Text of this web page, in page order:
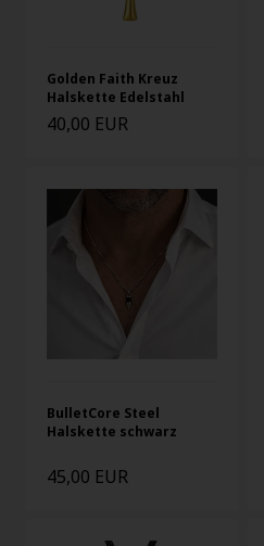
Golden Faith Kreuz
Halskette Edelstahl
40,00 EUR
BulletCore Steel
Halskette schwarz
45,00 EUR